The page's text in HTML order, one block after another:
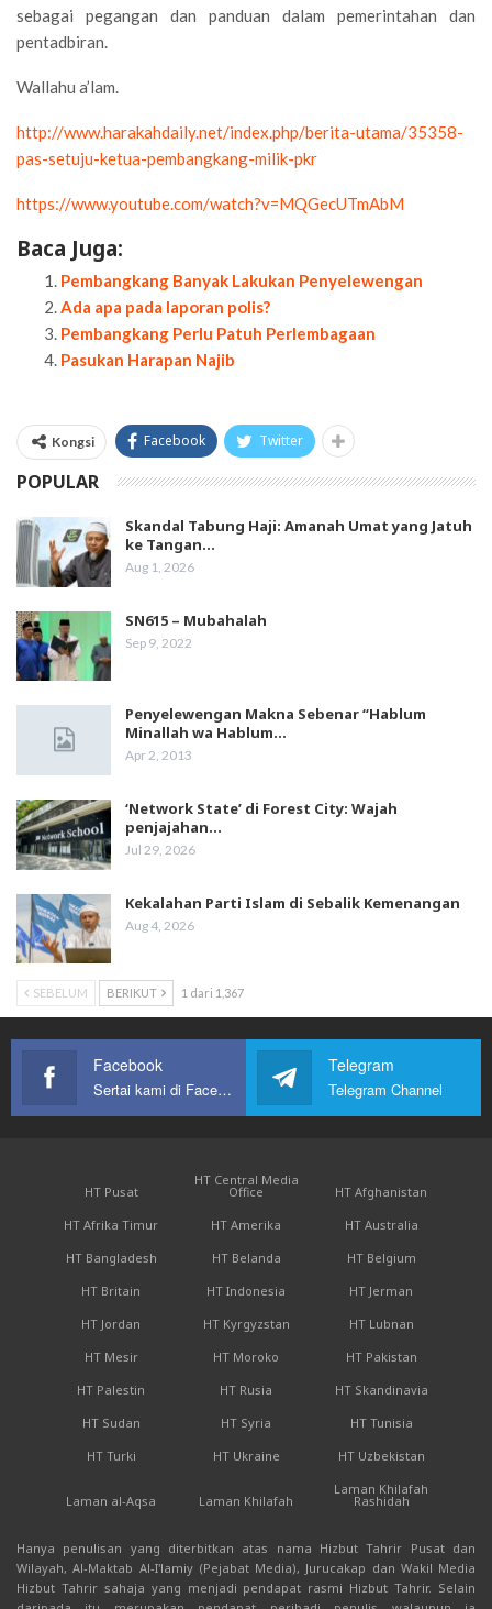
sebagai pegangan dan panduan dalam pemerintahan dan
pentadbiran.
Wallahu a’lam.
http://www.harakahdaily.net/index.php/berita-utama/35358-
pas-setuju-ketua-pembangkang-milik-pkr
https://www.youtube.com/watch?v=MQGecUTmAbM
Baca Juga:
Pembangkang Banyak Lakukan Penyelewengan
Ada apa pada laporan polis?
Pembangkang Perlu Patuh Perlembagaan
Pasukan Harapan Najib
Kongsi Facebook Twitter
POPULAR
Skandal Tabung Haji: Amanah Umat yang Jatuh
ke Tangan…
Aug 1, 2026
SN615 – Mubahalah
Sep 9, 2022
Penyelewengan Makna Sebenar “Hablum
Minallah wa Hablum…
Apr 2, 2013
‘Network State’ di Forest City: Wajah
penjajahan…
Jul 29, 2026
Kekalahan Parti Islam di Sebalik Kemenangan
Aug 4, 2026
SEBELUM BERIKUT 1 dari 1,367
Facebook
Sertai kami di Facebook
Telegram
Telegram Channel
HT Pusat
HT Central Media
Office
HT Afghanistan
HT Afrika Timur
HT Amerika
HT Australia
HT Bangladesh
HT Belanda
HT Belgium
HT Britain
HT Indonesia
HT Jerman
HT Jordan
HT Kyrgyzstan
HT Lubnan
HT Mesir
HT Moroko
HT Pakistan
HT Palestin
HT Rusia
HT Skandinavia
HT Sudan
HT Syria
HT Tunisia
HT Turki
HT Ukraine HT Uzbekistan
Laman al-Aqsa Laman Khilafah
Laman Khilafah
Rashidah
Hanya penulisan yang diterbitkan atas nama Hizbut Tahrir Pusat dan
Wilayah, Al-Maktab Al-I'lamiy (Pejabat Media), Jurucakap dan Wakil Media
Hizbut Tahrir sahaja yang menjadi pendapat rasmi Hizbut Tahrir. Selain